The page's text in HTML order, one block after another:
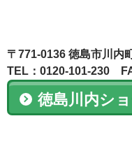
〒771-0136 徳島市川内
TEL：0120-101-230
徳島川内シ